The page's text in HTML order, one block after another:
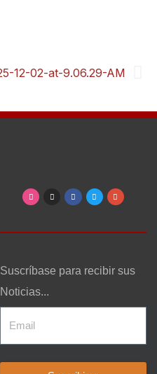
Suscríbase para recibir sus
Noticias...